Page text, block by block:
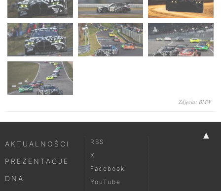
Zdjęcia: BMW
▲
AKTUALNOŚCI
PREZENTACJE
DNA
RSS
X
Facebook
YouTube